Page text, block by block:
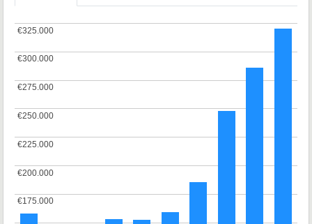
€175.000
€175.000
€200.000
€200.000
€225.000
€225.000
€250.000
€250.000
€275.000
€275.000
€300.000
€300.000
€325.000
€325.000